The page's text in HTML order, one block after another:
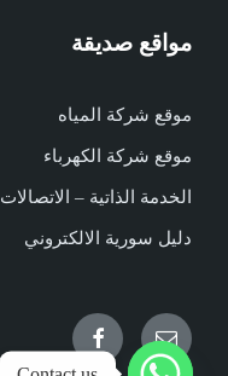
مواقع صديقة
موقع شركة المياه
موقع شركة الكهرباء
الخدمة الذاتية – الاتصالات
دليل سورية الالكتروني
Email
Facebook